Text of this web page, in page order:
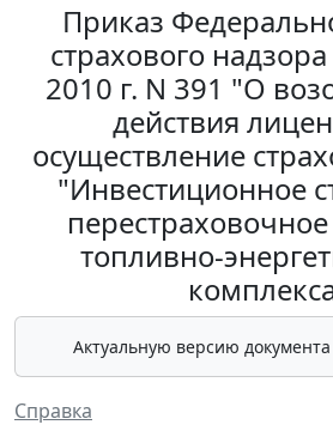
Приказ
страхового
2010 г. N 391 "О
действия
осуществление
"Инвестиционное
топливно-
Актуальную версию
Справка